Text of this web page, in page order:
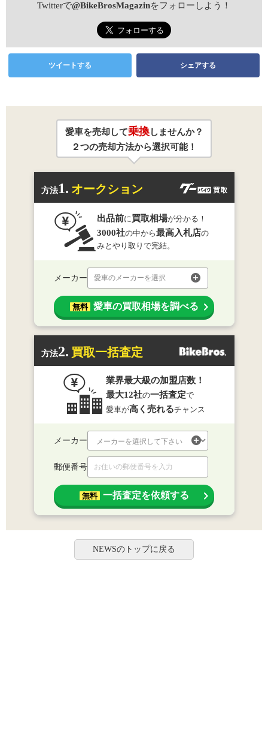
Twitterで@BikeBrosMagazinをフォローしよう！
ツイートする シェアする
愛車を売却して乗換しませんか？
２つの売却方法から選択可能！
方法1. オークション
出品前に買取相場が分かる！
3000社の中から最高入札店の
みとやり取りで完結。
メーカー 愛車のメーカーを選択
無料 愛車の買取相場を調べる
方法2. 買取一括査定
業界最大級の加盟店数！
最大12社の一括査定で
愛車が高く売れるチャンス
メーカー
郵便番号
無料 一括査定を依頼する
NEWSのトップに戻る